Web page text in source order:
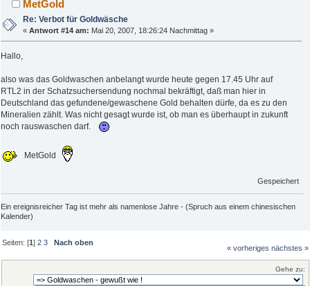
MetGold
Re: Verbot für Goldwäsche
«Antwort #14 am: Mai 20, 2007, 18:26:24 Nachmittag »
Hallo,
also was das Goldwaschen anbelangt wurde heute gegen 17.45 Uhr auf
RTL2 in der Schatzsuchersendung nochmal bekräftigt, daß man hier in
Deutschland das gefundene/gewaschene Gold behalten dürfe, da es zu den
Mineralien zählt. Was nicht gesagt wurde ist, ob man es überhaupt in zukunft
noch rauswaschen darf.
MetGold
Gespeichert
Ein ereignisreicher Tag ist mehr als namenlose Jahre - (Spruch aus einem chinesischen
Kalender)
Seiten: [1]2 3 Nach oben
« vorheriges nächstes »
Gehe zu: